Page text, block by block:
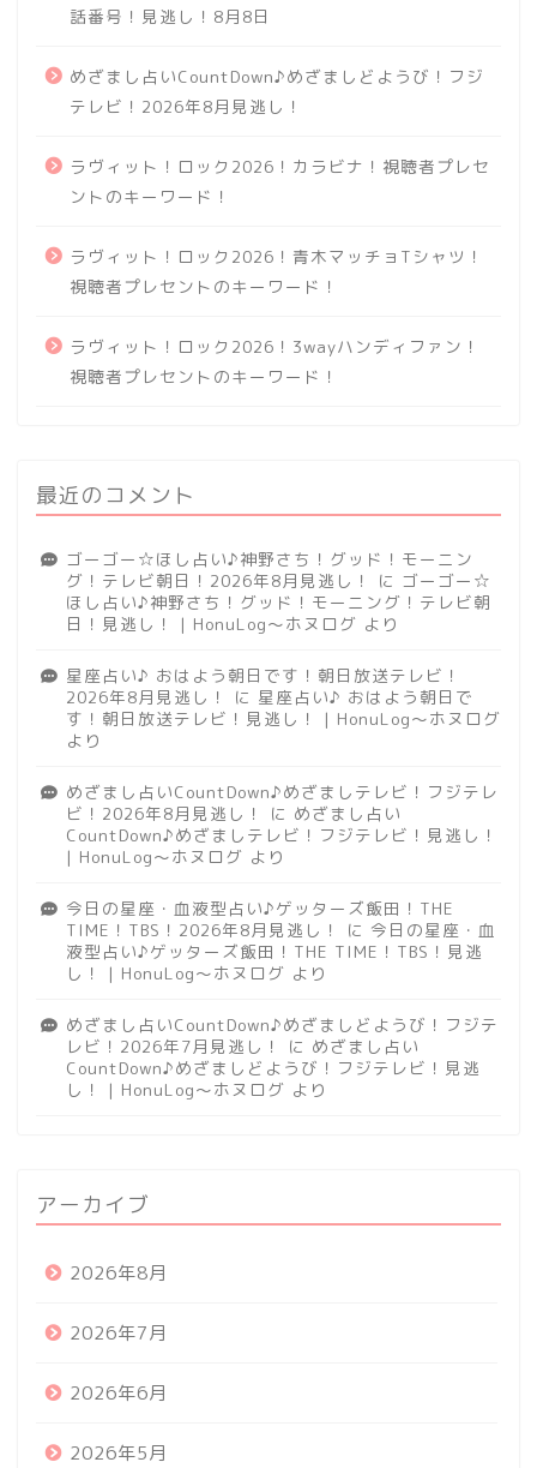
話番号！見逃し！8月8日
めざまし占いCountDown♪めざましどようび！フジ
テレビ！2026年8月見逃し！
ラヴィット！ロック2026！カラビナ！視聴者プレセ
ントのキーワード！
ラヴィット！ロック2026！青木マッチョTシャツ！
視聴者プレセントのキーワード！
ラヴィット！ロック2026！3wayハンディファン！
視聴者プレセントのキーワード！
最近のコメント
ゴーゴー☆ほし占い♪神野さち！グッド！モーニン
グ！テレビ朝日！2026年8月見逃し！
に ゴーゴー☆
ほし占い♪神野さち！グッド！モーニング！テレビ朝
日！見逃し！ | HonuLog～ホヌログ より
星座占い♪ おはよう朝日です！朝日放送テレビ！
2026年8月見逃し！
に 星座占い♪ おはよう朝日で
す！朝日放送テレビ！見逃し！ | HonuLog～ホヌログ
より
めざまし占いCountDown♪めざましテレビ！フジテレ
ビ！2026年8月見逃し！
に めざまし占い
CountDown♪めざましテレビ！フジテレビ！見逃し！
| HonuLog～ホヌログ より
今日の星座・血液型占い♪ゲッターズ飯田！THE
TIME！TBS！2026年8月見逃し！
に 今日の星座・血
液型占い♪ゲッターズ飯田！THE TIME！TBS！見逃
し！ | HonuLog～ホヌログ より
めざまし占いCountDown♪めざましどようび！フジテ
レビ！2026年7月見逃し！
に めざまし占い
CountDown♪めざましどようび！フジテレビ！見逃
し！ | HonuLog～ホヌログ より
アーカイブ
2026年8月
2026年7月
2026年6月
2026年5月